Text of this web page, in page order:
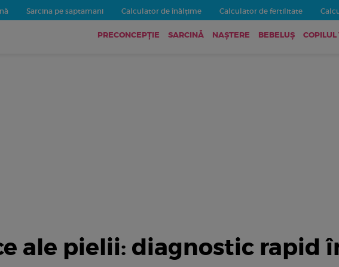
Sarcina pe saptamani Calculator de înălțime Calculator de fertilitate
PRECONCEPȚIE SARCINĂ NAȘTERE BEBELUŞ COPILUL
ale pielii: diagnostic rapid